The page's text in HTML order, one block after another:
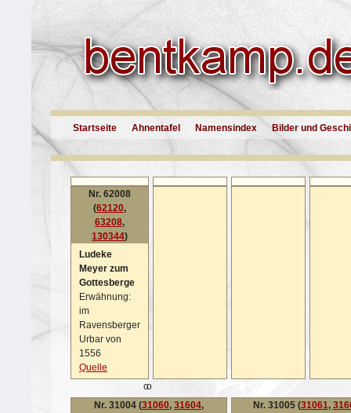
Startseite Ahnentafel Namensindex Bilder und
Nr. 62008
(62120,
63208,
130344)
Ludeke
Meyer zum
Gottesberge
Erwähnung:
im
Ravensberger
Urbar von
1556
Quelle
oo
Nr. 31004 (31060, 31604,
Nr. 31005 (31061,